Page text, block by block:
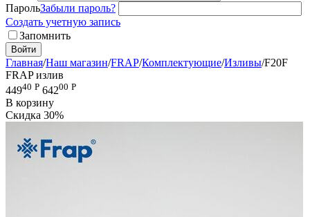
ПарольЗабыли пароль?
Создать учетную запись
Запомнить
Войти
Главная/Наш магазин/FRAP/Комплектующие/Изливы/F20F
FRAP излив
44940 Р 64200 Р
В корзину
Скидка 30%